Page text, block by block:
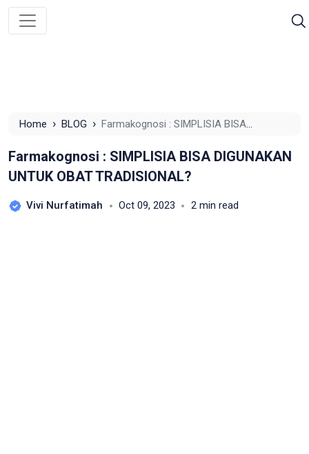
Home › BLOG › Farmakognosi : SIMPLISIA BISA
Farmakognosi : SIMPLISIA BISA DIGUNAKAN
UNTUK OBAT TRADISIONAL?
Vivi Nurfatimah Oct 09, 2023 2 min read